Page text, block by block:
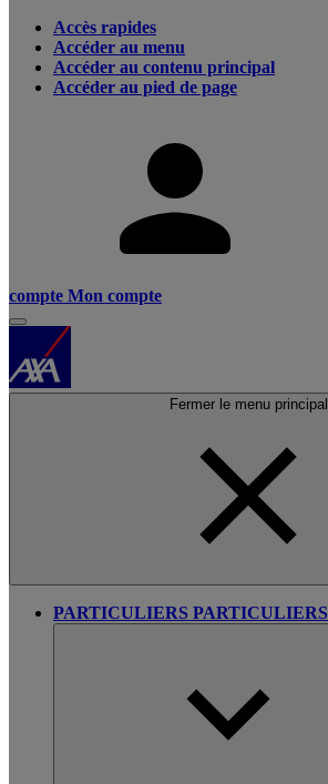
Accès rapides
Accéder au menu
Accéder au contenu principal
Accéder au pied de page
compte Mon compte
Fermer le menu principal
PARTICULIERS PARTICULIERS